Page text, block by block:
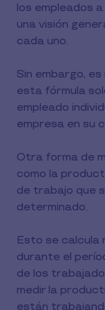
los empleados
una visión
cada uno.
Sin embargo,
esta fórmula
empleado
empresa en su
Otra forma de
como la
de trabajo que
determinado.
Esto se calcula
durante el
de los
medir la
están